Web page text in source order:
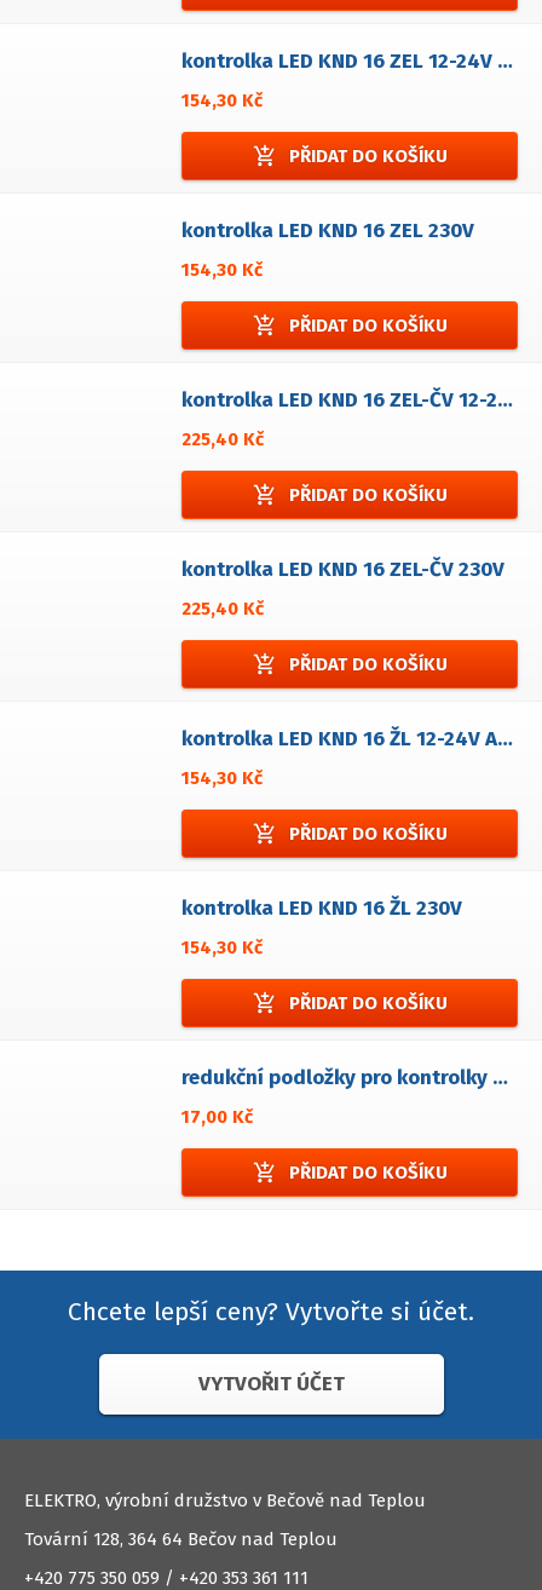
kontrolka LED KND 16 ZEL 12-24V AC/DC
154,30 Kč
add_shopping_cart PŘIDAT DO KOŠÍKU
kontrolka LED KND 16 ZEL 230V
154,30 Kč
add_shopping_cart PŘIDAT DO KOŠÍKU
kontrolka LED KND 16 ZEL-ČV 12-24V AC/DC
225,40 Kč
add_shopping_cart PŘIDAT DO KOŠÍKU
kontrolka LED KND 16 ZEL-ČV 230V
225,40 Kč
add_shopping_cart PŘIDAT DO KOŠÍKU
kontrolka LED KND 16 ŽL 12-24V AC/DC
154,30 Kč
add_shopping_cart PŘIDAT DO KOŠÍKU
kontrolka LED KND 16 ŽL 230V
154,30 Kč
add_shopping_cart PŘIDAT DO KOŠÍKU
redukční podložky pro kontrolky LED - 2ks
17,00 Kč
add_shopping_cart PŘIDAT DO KOŠÍKU
Chcete lepší ceny? Vytvořte si účet.
VYTVOŘIT ÚČET
ELEKTRO, výrobní družstvo v Bečově nad Teplou
Tovární 128, 364 64 Bečov nad Teplou
+420 775 350 059 / +420 353 361 111